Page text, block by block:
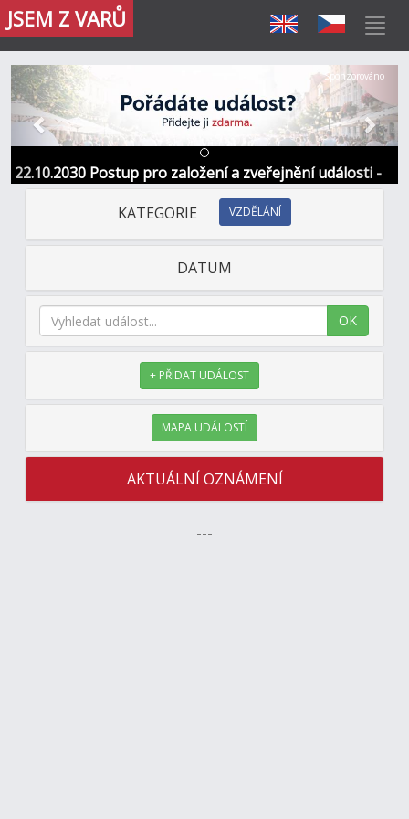
JSEM Z VARŮ
22.10.2030 Postup pro založení a zveřejnění události -
Informace / kontakt
Předchozí Další
Sponzorováno
KATEGORIE VZDĚLÁNÍ
DATUM
OK
+ PŘIDAT UDÁLOST
MAPA UDÁLOSTÍ
AKTUÁLNÍ OZNÁMENÍ
---